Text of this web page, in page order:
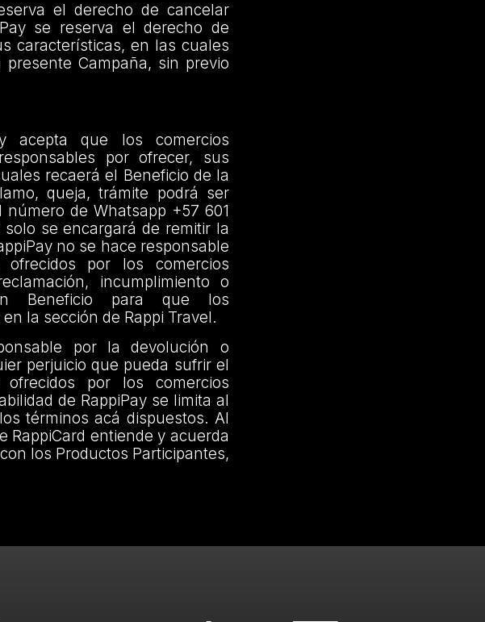
el derecho de cancelar
se reserva el derecho de
características, en las cuales
Campaña, sin previo
acepta que los comercios
por ofrecer, sus
recaerá el Beneficio de la
queja, trámite podrá ser
de Whatsapp +57 601
se encargará de remitir la
no se hace responsable
por los comercios
incumplimiento o
Beneficio para que los
la sección de Rappi Travel.
por la devolución o
perjuicio que pueda sufrir el
por los comercios
de RappiPay se limita al
términos acá dispuestos. Al
RappiCard entiende y acuerda
los Productos Participantes,